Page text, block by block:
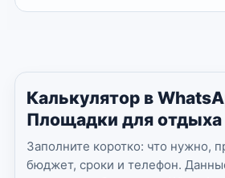
Калькулятор в
Площадки для отдыха
Заполните коротко: что нужно,
бюджет, сроки и телефон.